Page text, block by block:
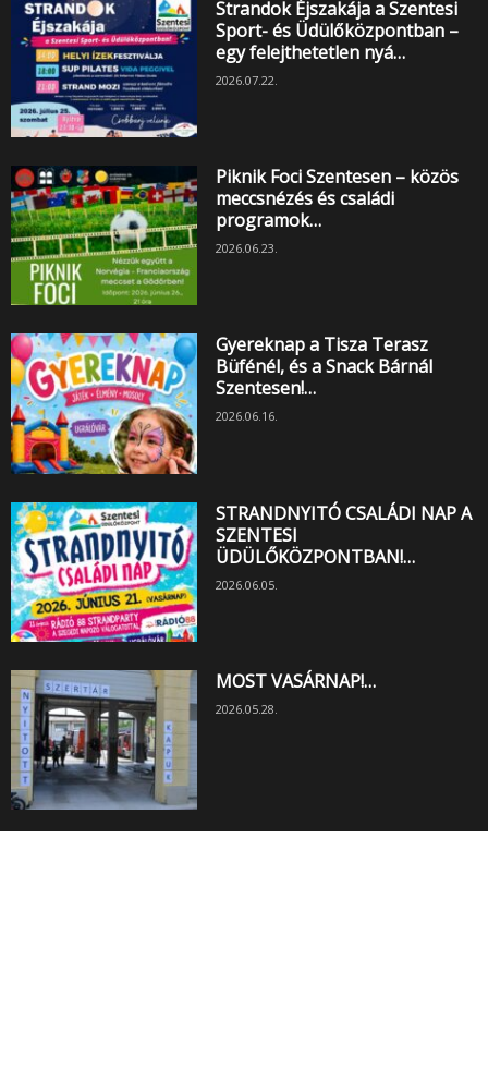
Strandok Éjszakája a Szentesi
Sport- és Üdülőközpontban –
egy felejthetetlen nyá…
2026.07.22.
Piknik Foci Szentesen – közös
meccsnézés és családi
programok…
2026.06.23.
Gyereknap a Tisza Terasz
Büfénél, és a Snack Bárnál
Szentesen!…
2026.06.16.
STRANDNYITÓ CSALÁDI NAP A
SZENTESI
ÜDÜLŐKÖZPONTBAN!…
2026.06.05.
MOST VASÁRNAP!…
2026.05.28.